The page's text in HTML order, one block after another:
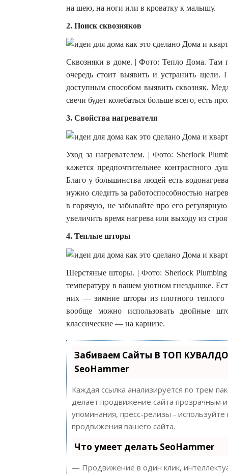
на шею, на ноги или в кроватку к малышу.
2. Поиск сквозняков
Сквозняки в доме. | Фото: Тепло Дома. Там
очередь стоит выявить и устранить
доступным способом выявить сквозняк.
свечи будет колебаться больше всего, есть
3. Свойства нагревателя
Уход за нагревателем. | Фото: Sherlock
кажется предпочтительнее контрастного
Благо у большинства людей есть
нужно следить за работоспособностью
в горячую, не забывайте про его
увеличить время нагрева или выходу из
4. Теплые шторы
Шерстяные шторы. | Фото: Sherlock
температуру в вашем уютном гнездышке.
них — зимние шторы из плотного теплого
вообще можно использовать двойные
классические — на карнизе.
Забиваем Сайты В ТОП
SeoHammer
Каждая ссылка анализируется по трем
делает продвижение сайта прозрачным
упоминания, пресс-релизы -
продвижения вашего сайта.
Что умеет делать SeoHammer
— Продвижение в один клик,